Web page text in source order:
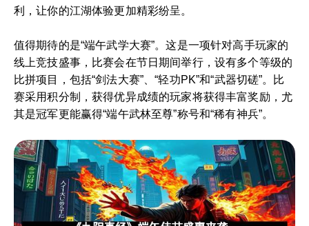
利，让你的江湖体验更加精彩纷呈。
值得期待的是“端午武学大赛”。这是一项针对高手玩家的
线上竞技盛事，比赛会在节日期间举行，设有多个等级的
比拼项目，包括“剑法大赛”、“轻功PK”和“武器切磋”。比
赛采用积分制，获得优异成绩的玩家将获得丰富奖励，尤
其是冠军更能赢得“端午武林至尊”称号和“稀有神兵”。